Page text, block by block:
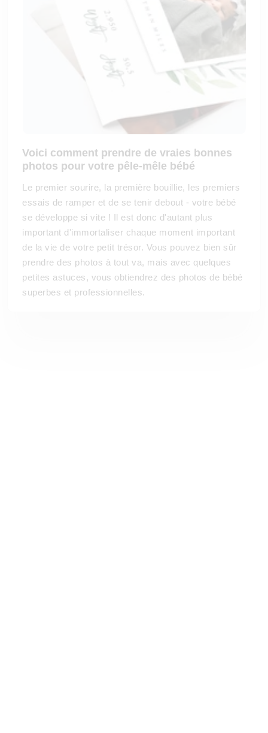
Voici comment prendre de vraies bonnes
photos pour votre pêle-mêle bébé
Le premier sourire, la première bouillie, les premiers
essais de ramper et de se tenir debout - votre bébé
se développe si vite ! Il est donc d'autant plus
important d'immortaliser chaque moment important
de la vie de votre petit trésor. Vous pouvez bien sûr
prendre des photos à tout va, mais avec quelques
petites astuces, vous obtiendrez des photos de bébé
superbes et professionnelles.